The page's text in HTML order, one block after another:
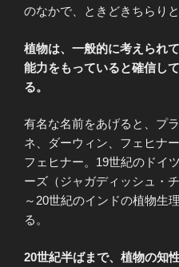
のなかで、ときどきちらり
植物は、一般的に考えられ
能力をもっていると確信し
る。
有名な名前をあげると、プ
ネ、ダーウィン、フェヒナ
フェヒナー。19世紀のドイ
ーズ（ジャガディッシュ・
～20世紀のインドの植物生
る。
20世紀半ばまで、植物の知